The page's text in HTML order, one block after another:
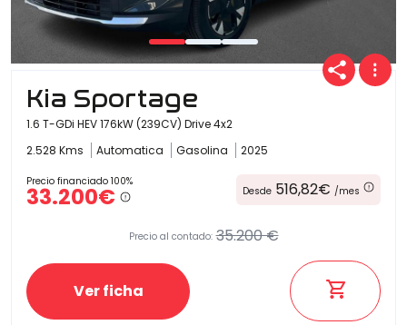
Kia Sportage
1.6 T-GDi HEV 176kW (239CV) Drive 4x2
2.528 Kms
Automatica Gasolina 2025
Precio financiado 100%
33.200€ Desde 516,82€ /mes
Precio al contado: 35.200 €
Ver ficha